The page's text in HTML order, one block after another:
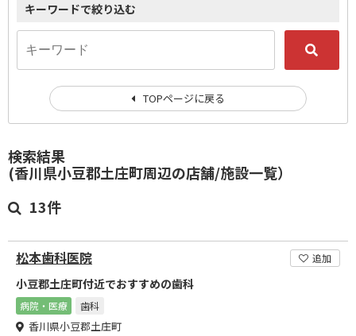
検索結果
(香川県小豆郡土庄町周辺の店舗/施設一覧）
13件
松本歯科医院 追加
小豆郡土庄町付近でおすすめの歯科
病院・医療 歯科
香川県小豆郡土庄町
キーワードで絞り込む
TOPページに戻る